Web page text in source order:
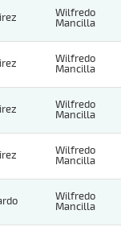
Wilfredo
Mancilla
Wilfredo
Mancilla
Wilfredo
Mancilla
Wilfredo
Mancilla
Wilfredo
Mancilla